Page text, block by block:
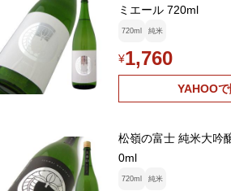
ミエール 720ml
720ml 純米
¥1,760
YAHOO
松嶺の富士 純米大吟
0ml
720ml 純米